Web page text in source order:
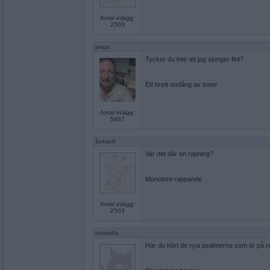
Antal inlägg:
2503
pogu
Antal inlägg:
5687
Tycker du inte att jag sjunger fint?
Ett brett omfång av toner
åskarll
Antal inlägg:
2503
Var det där en rapning?
Monotont rappande
ishmilla
Har du hört de nya psalmerna som är på